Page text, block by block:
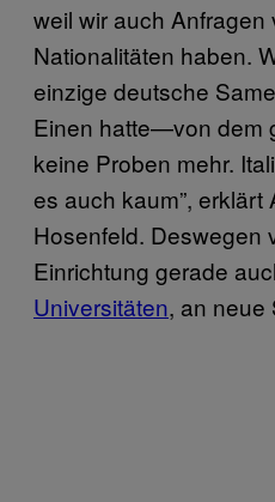
weil wir auch Anfragen
Nationalitäten haben.
einzige deutsche
Einen hatte—von dem
keine Proben mehr.
es auch kaum”, erklärt
Hosenfeld. Deswegen
Einrichtung gerade
Universitäten, an neue